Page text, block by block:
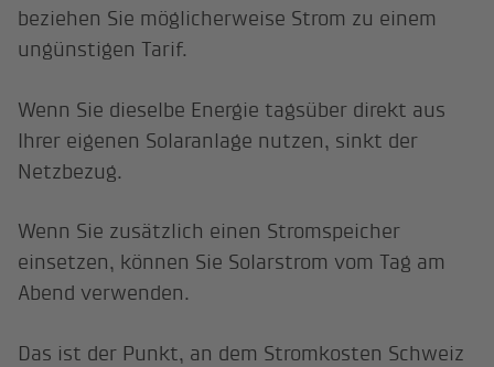
beziehen Sie möglicherweise Strom zu einem
ungünstigen Tarif.
Wenn Sie dieselbe Energie tagsüber direkt aus
Ihrer eigenen Solaranlage nutzen, sinkt der
Netzbezug.
Wenn Sie zusätzlich einen Stromspeicher
einsetzen, können Sie Solarstrom vom Tag am
Abend verwenden.
Das ist der Punkt, an dem Stromkosten Schweiz